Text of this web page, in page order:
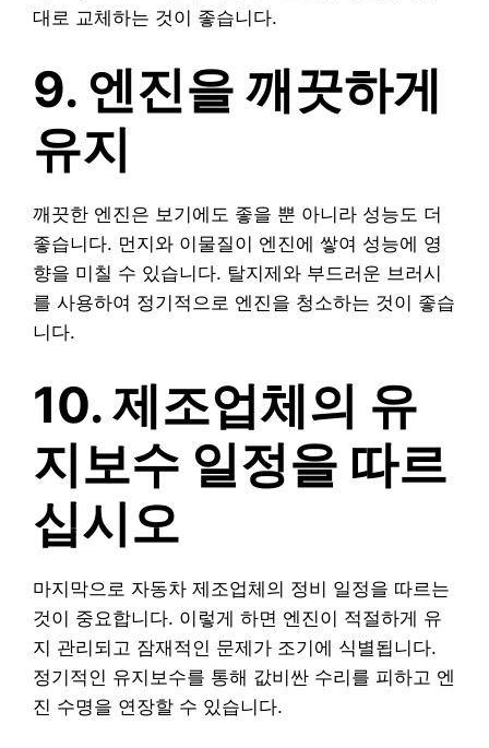
대로 교체하는 것이 좋습니다.
9. 엔진을 깨끗하게
유지
깨끗한 엔진은 보기에도 좋을 뿐 아니라 성능도 더
좋습니다. 먼지와 이물질이 엔진에 쌓여 성능에 영
향을 미칠 수 있습니다. 탈지제와 부드러운 브러시
를 사용하여 정기적으로 엔진을 청소하는 것이 좋습
니다.
10. 제조업체의 유
지보수 일정을 따르
십시오
마지막으로 자동차 제조업체의 정비 일정을 따르는
것이 중요합니다. 이렇게 하면 엔진이 적절하게 유
지 관리되고 잠재적인 문제가 조기에 식별됩니다.
정기적인 유지보수를 통해 값비싼 수리를 피하고 엔
진 수명을 연장할 수 있습니다.